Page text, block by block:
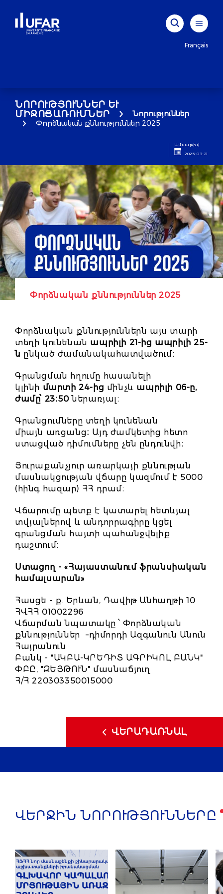
Français
ՆՈՐՈՒԹՅՈՒՆՆԵՐ ԵՒ Մ
ԻՋՈՑԱՌՈՒՄՆԵՐ
Նորություններ
Փորձնական քննություններ 2025
Ամսաթիվ
2025-03-21
Փորձնական քննություններ 2025
Փորձնական քննություններն այս տարի
տեղի կունենան ապրիլի 21-ից ապրիլի 25-
ն ընկած ժամանակահատվածում։
Գրանցման հղումը հասանելի
կլինի մարտի 24-ից մինչև ապրիլի 06-ը,
ժամը՝ 23։50ներառյալ։
Գրանցումները տեղի կունենան
միայն առցանց։ Այդ ժամկետից հետո
ստացված դիմումները չեն ընդունվի։
Յուրաքանչյուր առարկայի քննության
մասնակցության վճարը կազմում է 5000
(հինգ հազար) ՀՀ դրամ։
Վճարումը պետք է կատարել հետևյալ
տվյալներով և անդորրագիրը կցել
գրանցման հայտի պահանջվելիք
դաշտում։
Ստացող - «Հայաստանում ֆրանսիական
համալսարան»
Հասցե - ք. Երևան, Դավիթ Անհաղթի 10
ՀՎՀՀ 01002296
Վճարման նպատակը ՝ Փորձնական
քննություններ –դիմորդի Ազգանուն Անուն
Հայրանուն
Բանկ - "ԱԿԲԱ-ԿՐԵԴԻՏ ԱԳՐԻԿՈԼ ԲԱՆԿ"
ՓԲԸ, "ԶԵՅԹՈՒՆ" մասնաճյուղ
Հ/Հ 220303350015000
ՎԵՐԱԴԱՌՆԱԼ
ՎԵՐՋԻՆ ՆՈՐՈՒԹՅՈՒՆՆԵՐԸ